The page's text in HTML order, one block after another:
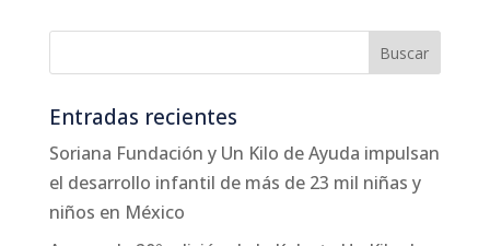
Entradas recientes
Soriana Fundación y Un Kilo de Ayuda impulsan
el desarrollo infantil de más de 23 mil niñas y
niños en México